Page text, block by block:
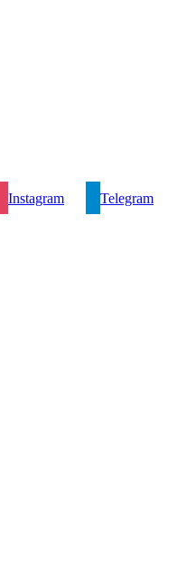
Instagram
Telegram